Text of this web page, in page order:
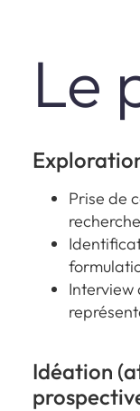
Le
Prise de
Interview
Idéation